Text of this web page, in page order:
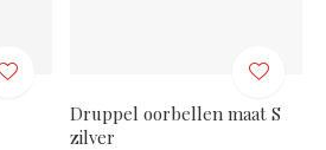
Druppel oorbellen maat S
zilver